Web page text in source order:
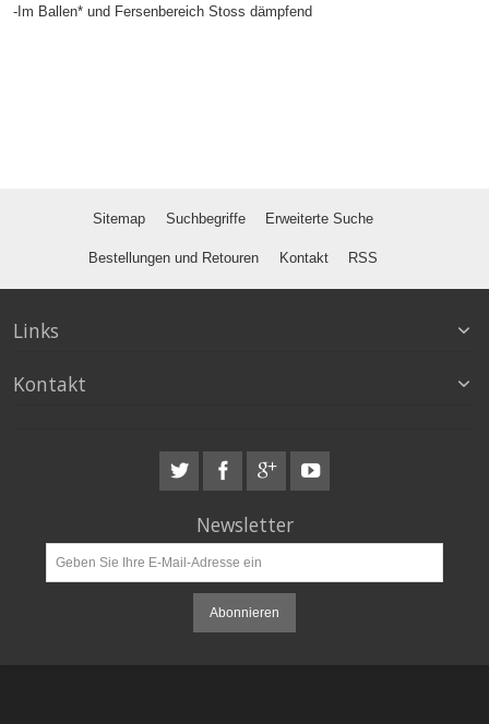
-Im Ballen* und Fersenbereich Stoss dämpfend
Sitemap Suchbegriffe Erweiterte Suche
Bestellungen und Retouren Kontakt RSS
Links
Kontakt
Newsletter
Abonnieren